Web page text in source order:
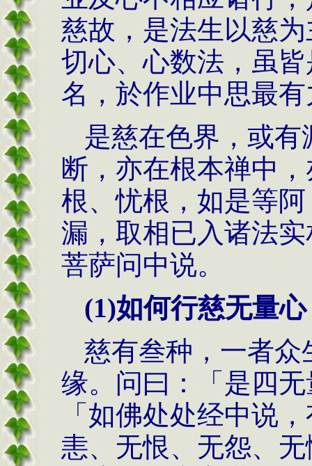
慈故，是法生以慈
切心、心数法，虽
名，於作业中思最
是慈在色界，或
断，亦在根本禅中
根、忧根，如是等
漏，取相已入诸法
菩萨问中说。
(1)如何行慈无量心
慈有叁种，一者
缘。问曰：「是四
「如佛处处经中说
恚、无恨、无怨、